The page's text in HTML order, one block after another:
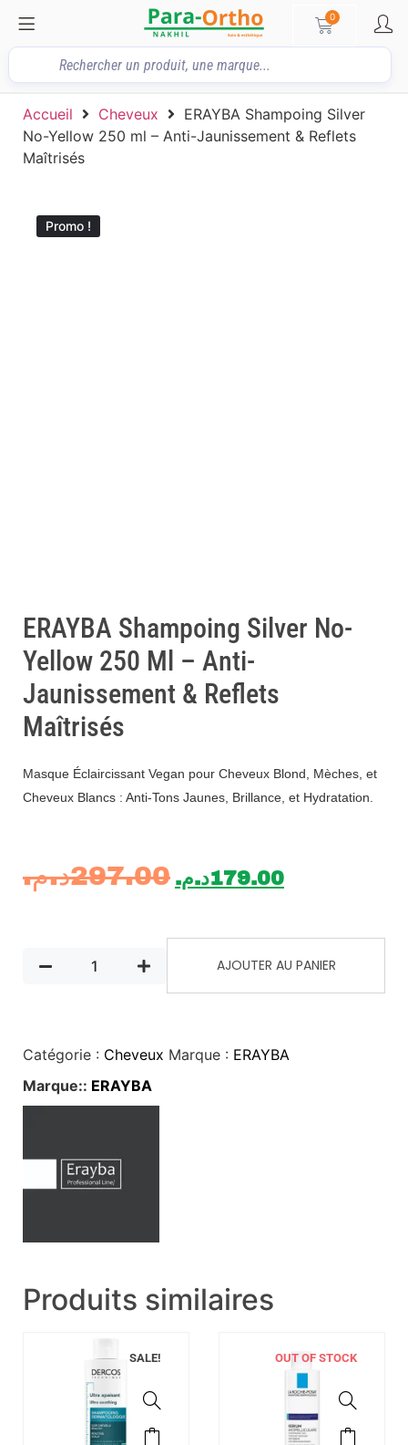
0
Accueil Cheveux
ERAYBA Shampoing Silver
No-Yellow 250 ml – Anti-Jaunissement & Reflets
Maîtrisés
Promo !
ERAYBA Shampoing Silver No-
Yellow 250 Ml – Anti-
Jaunissement & Reflets
Maîtrisés
Masque Éclaircissant Vegan pour Cheveux Blond, Mèches, et
Cheveux Blancs : Anti-Tons Jaunes, Brillance, et Hydratation.
297.00د.م. 179.00د.م.
AJOUTER AU PANIER
Catégorie : Cheveux Marque : ERAYBA
Marque:: ERAYBA
Produits similaires
SALE! OUT OF STOCK